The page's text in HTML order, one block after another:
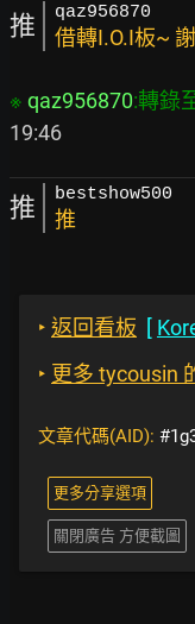
推 qaz956870
借轉I.O.I板~
※ qaz956870:轉錄
推 bestshow500
推
‣ 返回看板 [
‣ 更多 tycousin
文章代碼(AID):
更多分享選項
關閉廣告 方便截圖